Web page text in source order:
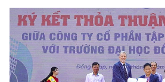
Ảnh
Infographic